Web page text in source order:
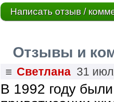
Написать отзыв /
Отзывы и
≡ Светлана 31
В 1992 году